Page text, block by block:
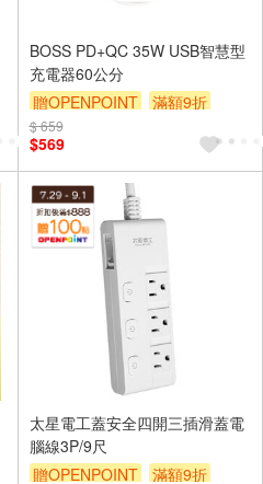
BOSS PD+QC 35W USB智慧型
充電器60公分
贈OPENPOINT
滿額9折
贈$200
$ 659
$569
太星電工蓋安全四開三插滑蓋電
腦線3P/9尺
贈OPENPOINT
滿額9折